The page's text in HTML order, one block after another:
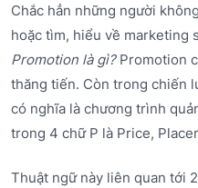
Chắc hẳn những người
hoặc tìm, hiểu về marketing
Promotion là gì? Promotion
thăng tiến. Còn trong chiến
có nghĩa là chương trình
trong 4 chữ P là Price,
Thuật ngữ này liên quan tới